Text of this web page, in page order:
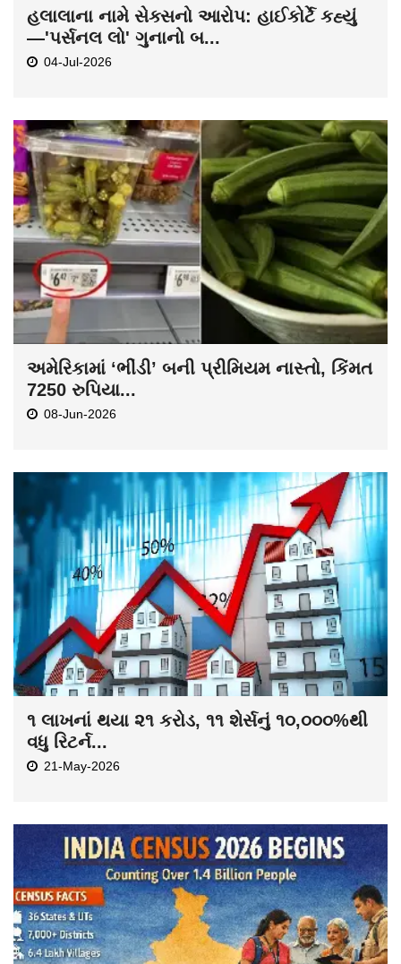
હલાલાના નામે સેક્સનો આરોપ: હાઈકોર્ટે કહ્યું
—'પર્સનલ લો' ગુનાનો બ...
04-Jul-2026
અમેરિકામાં ‘ભીંડી’ બની પ્રીમિયમ નાસ્તો, કિંમત
7250 રુપિયા...
08-Jun-2026
૧ લાખનાં થયા ૨૧ કરોડ, ૧૧ શેર્સનું ૧૦,૦૦૦%થી
વધુ રિટર્ન...
21-May-2026